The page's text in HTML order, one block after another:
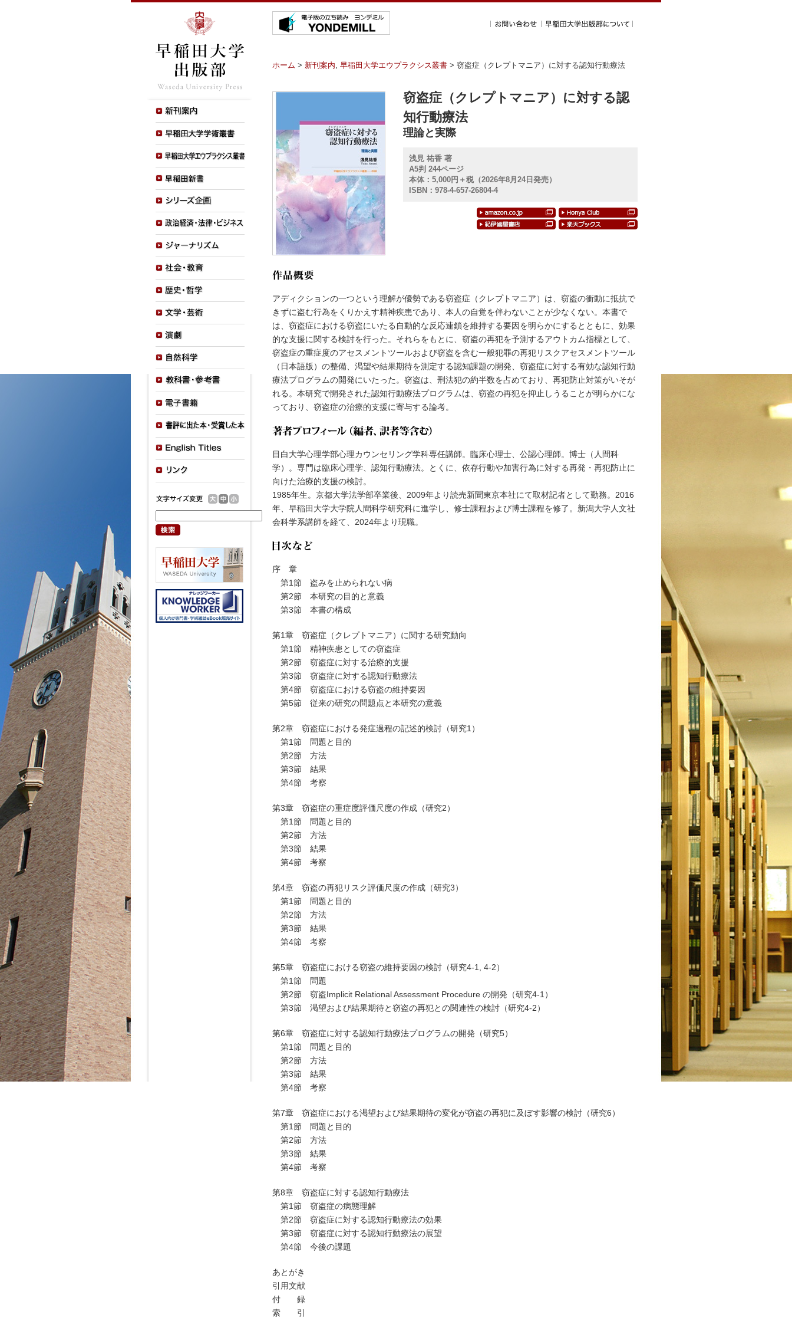
ホーム > 新刊案内, 早稲田大学エウプラクシス叢書 > 窃盗症（クレプトマニア）に対する認知行動療法
窃盗症（クレプトマニア）に対する認
知行動療法
理論と実際
浅見 祐香 著
A5判 244ページ
本体：5,000円＋税（2026年8月24日発売）
ISBN：978-4-657-26804-4
アディクションの一つという理解が優勢である窃盗症（クレプトマニア）は、窃盗の衝動に抵抗で
きずに盗む行為をくりかえす精神疾患であり、本人の自覚を伴わないことが少なくない。本書で
は、窃盗症における窃盗にいたる自動的な反応連鎖を維持する要因を明らかにするとともに、効果
的な支援に関する検討を行った。それらをもとに、窃盗の再犯を予測するアウトカム指標として、
窃盗症の重症度のアセスメントツールおよび窃盗を含む一般犯罪の再犯リスクアセスメントツール
（日本語版）の整備、渇望や結果期待を測定する認知課題の開発、窃盗症に対する有効な認知行動
療法プログラムの開発にいたった。窃盗は、刑法犯の約半数を占めており、再犯防止対策がいそが
れる。本研究で開発された認知行動療法プログラムは、窃盗の再犯を抑止しうることが明らかにな
っており、窃盗症の治療的支援に寄与する論考。
目白大学心理学部心理カウンセリング学科専任講師。臨床心理士、公認心理師。博士（人間科
学）。専門は臨床心理学、認知行動療法。とくに、依存行動や加害行為に対する再発・再犯防止に
向けた治療的支援の検討。
1985年生。京都大学法学部卒業後、2009年より読売新聞東京本社にて取材記者として勤務。2016
年、早稲田大学大学院人間科学研究科に進学し、修士課程および博士課程を修了。新潟大学人文社
会科学系講師を経て、2024年より現職。
序 章
第1節 盗みを止められない病
第2節 本研究の目的と意義
第3節 本書の構成
第1章 窃盗症（クレプトマニア）に関する研究動向
第1節 精神疾患としての窃盗症
第2節 窃盗症に対する治療的支援
第3節 窃盗症に対する認知行動療法
第4節 窃盗症における窃盗の維持要因
第5節 従来の研究の問題点と本研究の意義
第2章 窃盗症における発症過程の記述的検討（研究1）
第1節 問題と目的
第2節 方法
第3節 結果
第4節 考察
第3章 窃盗症の重症度評価尺度の作成（研究2）
第1節 問題と目的
第2節 方法
第3節 結果
第4節 考察
第4章 窃盗の再犯リスク評価尺度の作成（研究3）
第1節 問題と目的
第2節 方法
第3節 結果
第4節 考察
第5章 窃盗症における窃盗の維持要因の検討（研究4-1, 4-2）
第1節 問題
第2節 窃盗Implicit Relational Assessment Procedure の開発（研究4-1）
第3節 渇望および結果期待と窃盗の再犯との関連性の検討（研究4-2）
第6章 窃盗症に対する認知行動療法プログラムの開発（研究5）
第1節 問題と目的
第2節 方法
第3節 結果
第4節 考察
第7章 窃盗症における渇望および結果期待の変化が窃盗の再犯に及ぼす影響の検討（研究6）
第1節 問題と目的
第2節 方法
第3節 結果
第4節 考察
第8章 窃盗症に対する認知行動療法
第1節 窃盗症の病態理解
第2節 窃盗症に対する認知行動療法の効果
第3節 窃盗症に対する認知行動療法の展望
第4節 今後の課題
あとがき
引用文献
付 録
索 引